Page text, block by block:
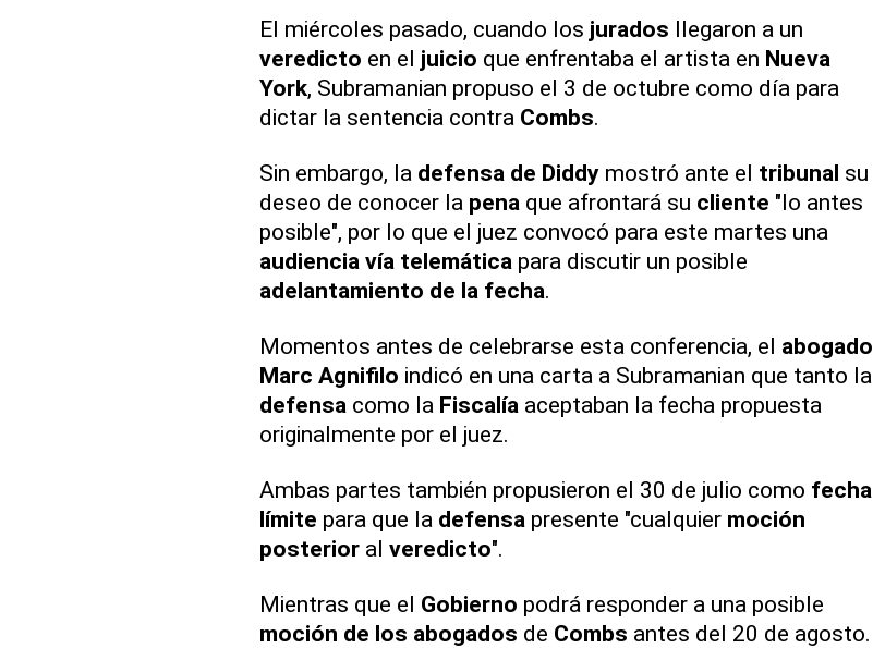
El miércoles pasado, cuando los jurados llegaron a un
veredicto en el juicio que enfrentaba el artista en Nueva
York, Subramanian propuso el 3 de octubre como día para
dictar la sentencia contra Combs.
Sin embargo, la defensa de Diddymostró ante el tribunal su
deseo de conocer la pena que afrontará su cliente "lo antes
posible", por lo que el juez convocó para este martes una
audiencia vía telemática para discutir un posible
adelantamiento de la fecha.
Momentos antes de celebrarse esta conferencia, el abogado
Marc Agnifilo indicó en una carta a Subramanian que tanto la
defensa como la Fiscalía aceptaban la fecha propuesta
originalmente por el juez.
Ambas partes también propusieron el 30 de julio como fecha
límite para que la defensa presente "cualquier moción
posterioral veredicto".
Mientras que el Gobierno podrá responder a una posible
moción de los abogados de Combs antes del 20 de agosto.